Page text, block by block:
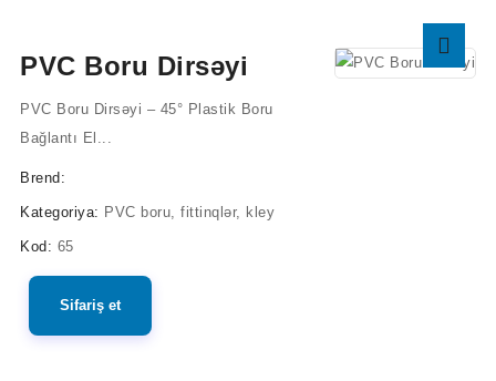
Tərəfdaşlar
Mağazalar
Əlaqə
PVC Boru Dirsəyi
PVC Boru Dirsəyi – 45° Plastik Boru
Bağlantı El...
Brend:
Kategoriya: PVC boru, fittinqlər, kley
Kod: 65
Sifariş et